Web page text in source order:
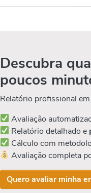
Descubra
poucos
Relatório profissional
Avaliação
Relatório detalhado e
Cálculo com
Avaliação completa
Quero avaliar minha